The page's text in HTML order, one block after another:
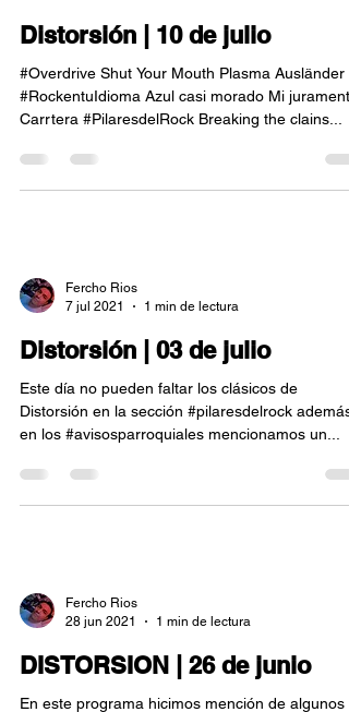
Distorsión | 10 de julio
#Overdrive Shut Your Mouth Plasma Ausländer
#RockentuIdioma Azul casi morado Mi juramento
Carrtera #PilaresdelRock Breaking the clains...
Fercho Rios
7 jul 2021
1 min de lectura
Distorsión | 03 de julio
Este día no pueden faltar los clásicos de
Distorsión en la sección #pilaresdelrock además
en los #avisosparroquiales mencionamos un...
Fercho Rios
28 jun 2021
1 min de lectura
DISTORSION | 26 de junio
En este programa hicimos mención de algunos